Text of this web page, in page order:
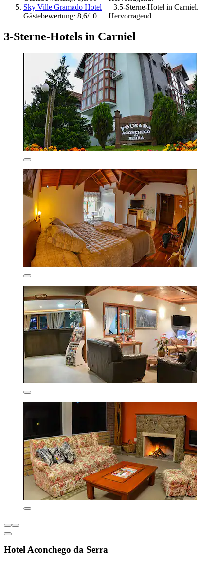
Sky Ville Gramado Hotel — 3.5-Sterne-Hotel in Carniel.
Gästebewertung: 8,6/10 — Hervorragend.
3-Sterne-Hotels in Carniel
Hotel Aconchego da Serra